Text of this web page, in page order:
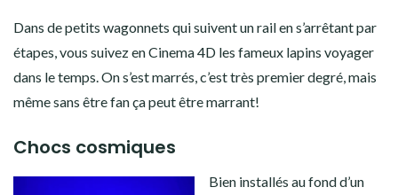
Dans de petits wagonnets qui suivent un rail en s’arrêtant par
étapes, vous suivez en Cinema 4D les fameux lapins voyager
dans le temps. On s’est marrés, c’est très premier degré, mais
même sans être fan ça peut être marrant!
Chocs cosmiques
Bien installés au fond d’un